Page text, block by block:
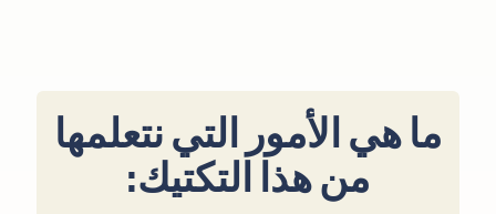
ما هي الأمور التي نتعلمها
من هذا التكتيك: